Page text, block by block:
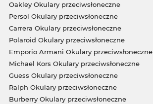
Oakley Okulary przeciwsłoneczne
Persol Okulary przeciwsłoneczne
Carrera Okulary przeciwsłoneczne
Polaroid Okulary przeciwsłoneczne
Emporio Armani Okulary przeciwsłoneczne
Michael Kors Okulary przeciwsłoneczne
Guess Okulary przeciwsłoneczne
Ralph Okulary przeciwsłoneczne
Burberry Okulary przeciwsłoneczne